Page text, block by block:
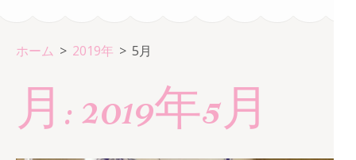
(Enter
ホーム > 2019年 > 5月
月:2019年5月